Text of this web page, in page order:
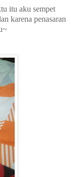
itu aku sempet
karena penasaran